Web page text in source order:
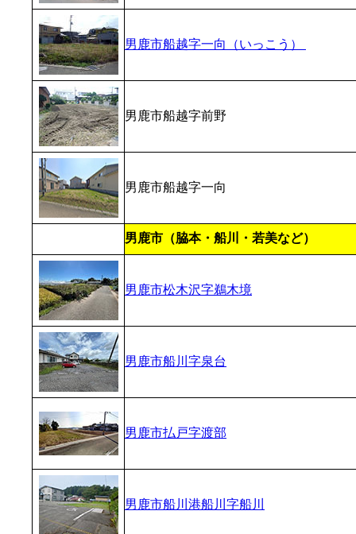
男鹿市船越字一向（いっこう）
男鹿市船越字前野
男鹿市船越字一向
男鹿市（脇本・船川・若美など）
男鹿市松木沢字鵜木境
男鹿市船川字泉台
男鹿市払戸字渡部
男鹿市船川港船川字船川